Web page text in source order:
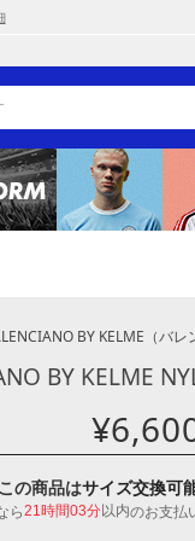
BY KELME （バ
BY KELME
¥
この商品はサイズ交換可
ら21時間03分以内のお支払